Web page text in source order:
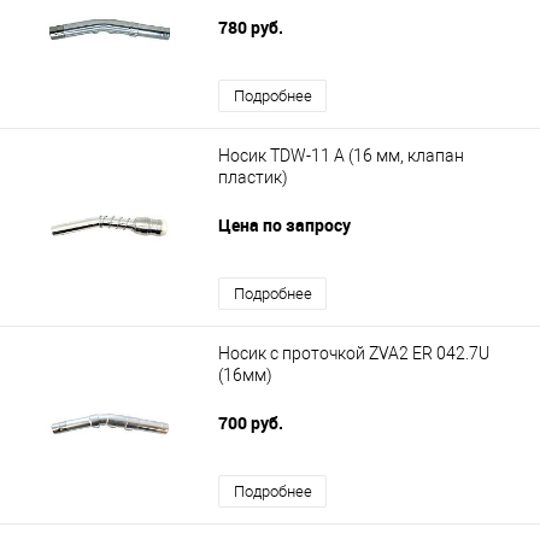
780 руб.
Подробнее
Носик TDW-11 A (16 мм, клапан
пластик)
Цена по запросу
Подробнее
Носик c проточкой ZVA2 ER 042.7U
(16мм)
700 руб.
Подробнее